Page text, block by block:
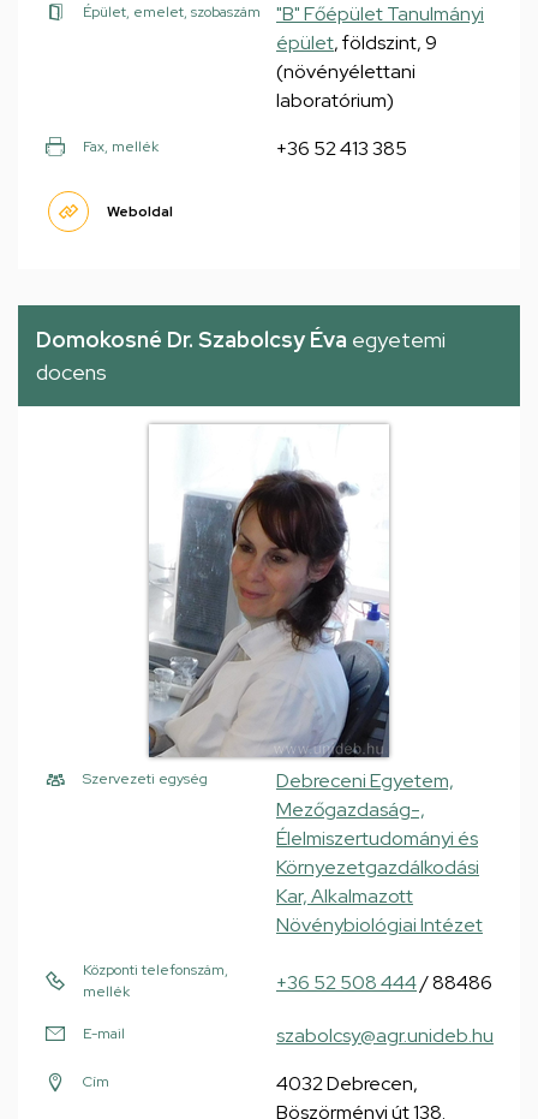
Épület, emelet, szobaszám
"B" Főépület Tanulmányi
épület, földszint, 9
(növényélettani
laboratórium)
Fax, mellék +36 52 413 385
Weboldal
Domokosné Dr. Szabolcsy Éva egyetemi
docens
Szervezeti egység
Debreceni Egyetem,
Mezőgazdaság-,
Élelmiszertudományi és
Környezetgazdálkodási
Kar, Alkalmazott
Növénybiológiai Intézet
Központi telefonszám,
mellék
+36 52 508 444/ 88486
E-mail szabolcsy@agr.unideb.hu
Cím
4032 Debrecen,
Böszörményi út 138.